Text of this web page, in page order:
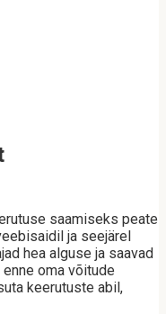
saamiseks peate
ja seejärel
hea alguse ja saavad
oma võitude
keerutuste abil,